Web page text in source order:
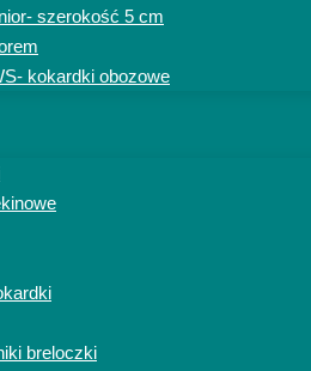
szerokość 5 cm
kokardki obozowe
breloczki